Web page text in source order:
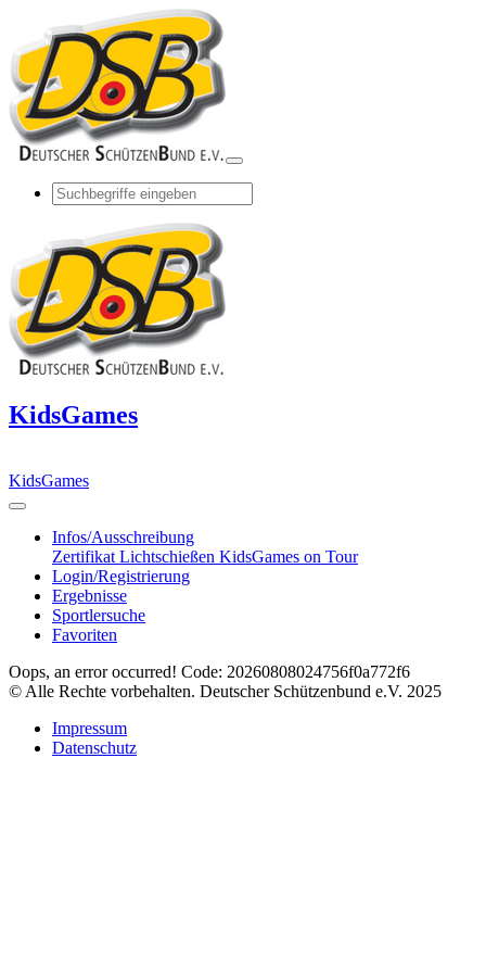
KidsGames
KidsGames
Infos/Ausschreibung
Zertifikat Lichtschießen KidsGames on Tour
Login/Registrierung
Ergebnisse
Sportlersuche
Favoriten
Oops, an error occurred! Code: 20260808024756f0a772f6
© Alle Rechte vorbehalten. Deutscher Schützenbund e.V. 2025
Impressum
Datenschutz